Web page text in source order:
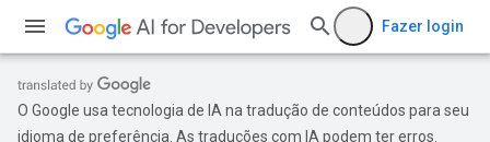
Fazer login
O Google usa tecnologia de IA na tradução de conteúdos para seu
idioma de preferência. As traduções com IA podem ter erros.